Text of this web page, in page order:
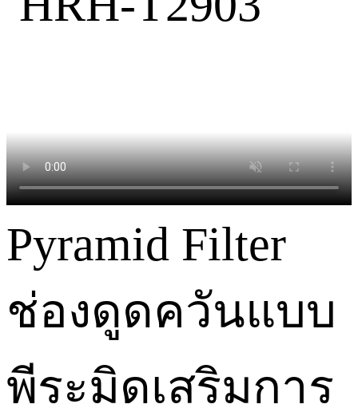
Pyramid Filter
ช่องดูดควันแบบ
พีระมิดเสริมการ